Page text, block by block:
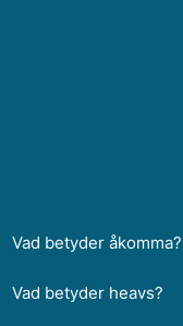
Vad betyder åkomma?
Vad betyder heavs?